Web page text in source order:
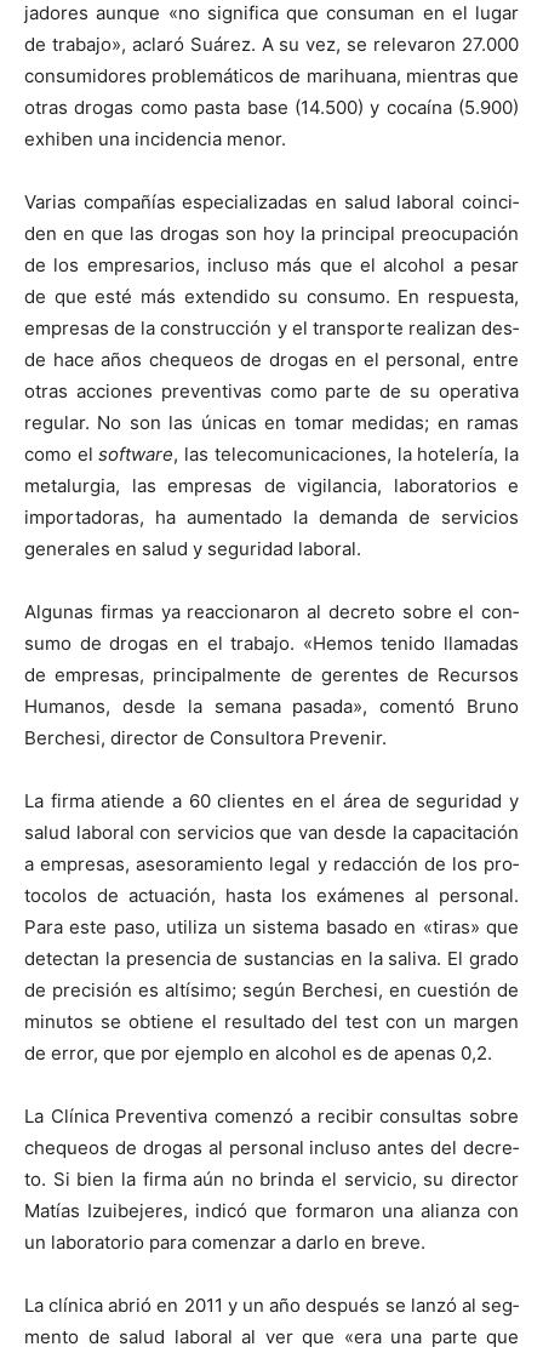
jadores aunque «no sig­nifi­ca que con­suman en el lugar
de tra­ba­jo», aclaró Suárez. A su vez, se rel­e­varon 27.000
con­sum­i­dores prob­lemáti­cos de mar­i­hua­na, mien­tras que
otras dro­gas como pas­ta base (14.500) y cocaí­na (5.900)
exhiben una inci­den­cia menor.
Varias com­pañías espe­cial­izadas en salud lab­o­ral coin­ci­
den en que las dro­gas son hoy la prin­ci­pal pre­ocu­pación
de los empre­sar­ios, inclu­so más que el alco­hol a pesar
de que esté más exten­di­do su con­sumo. En respues­ta,
empre­sas de la con­struc­ción y el trans­porte real­izan des­
de hace años chequeos de dro­gas en el per­son­al, entre
otras acciones pre­ven­ti­vas como parte de su oper­a­ti­va
reg­u­lar. No son las úni­cas en tomar medi­das; en ramas
como elsoft­ware, las tele­co­mu­ni­ca­ciones, la hotel­ería, la
met­alur­gia, las empre­sas de vig­i­lan­cia, lab­o­ra­to­rios e
impor­ta­do­ras, ha aumen­ta­do la deman­da de ser­vi­cios
gen­erales en salud y seguri­dad lab­o­ral.
Algu­nas fir­mas ya reac­cionaron al decre­to sobre el con­
sumo de dro­gas en el tra­ba­jo. «Hemos tenido lla­madas
de empre­sas, prin­ci­pal­mente de ger­entes de Recur­sos
Humanos, des­de la sem­ana pasa­da», comen­tó Bruno
Berch­esi, direc­tor de Con­sul­to­ra Pre­venir.
La fir­ma atiende a 60 clientes en el área de seguri­dad y
salud lab­o­ral con ser­vi­cios que van des­de la capac­itación
a empre­sas, aseso­ramien­to legal y redac­ción de los pro­
to­co­los de actuación, has­ta los exámenes al per­son­al.
Para este paso, uti­liza un sis­tema basa­do en «tiras» que
detectan la pres­en­cia de sus­tan­cias en la sali­va. El gra­do
de pre­cisión es altísi­mo; según Berch­esi, en cuestión de
min­u­tos se obtiene el resul­ta­do del test con un mar­gen
de error, que por ejem­p­lo en alco­hol es de ape­nas 0,2.
La Clíni­ca Pre­ven­ti­va comen­zó a recibir con­sul­tas sobre
chequeos de dro­gas al per­son­al inclu­so antes del decre­
to. Si bien la fir­ma aún no brin­da el ser­vi­cio, su direc­tor
Matías Izuibejeres, indicó que for­maron una alian­za con
un lab­o­ra­to­rio para comen­zar a dar­lo en breve.
La clíni­ca abrió en 2011 y un año después se lanzó al seg­
men­to de salud lab­o­ral al ver que «era una parte que